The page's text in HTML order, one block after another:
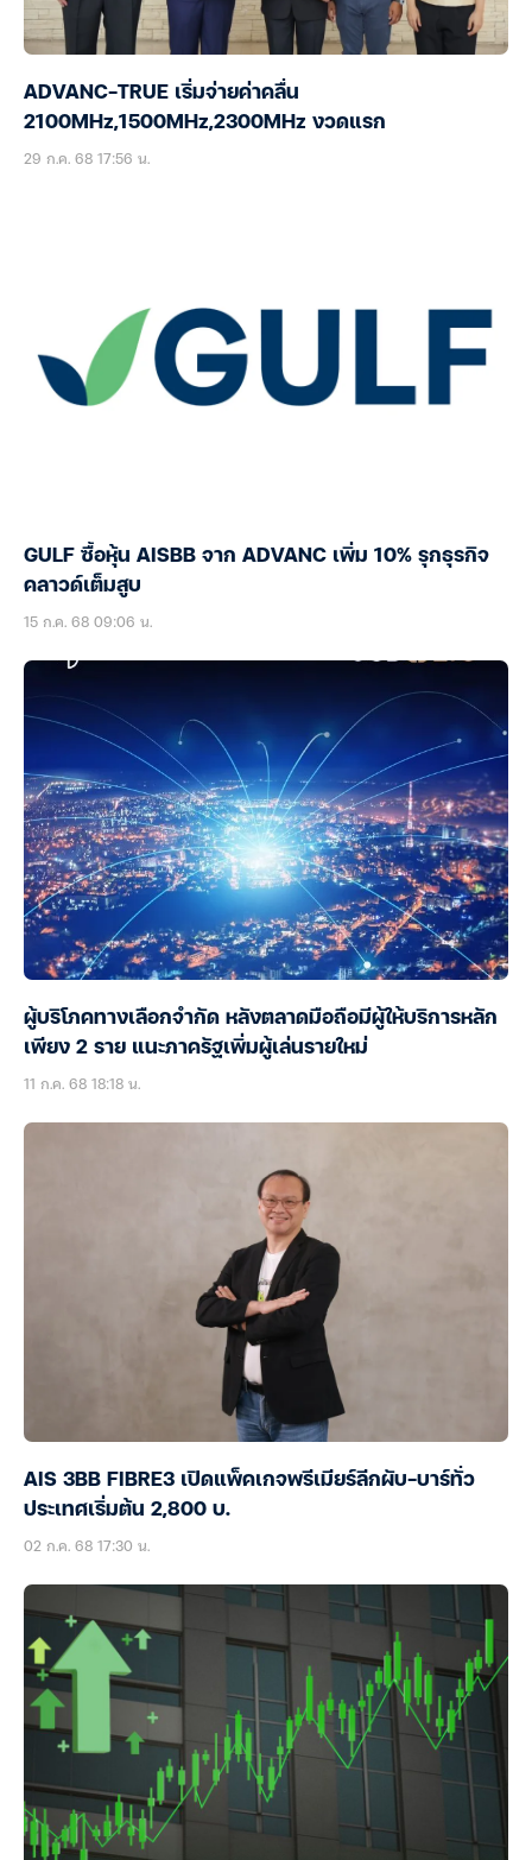
ADVANC-TRUE เริ่มจ่ายค่าคลื่น
2100MHz,1500MHz,2300MHz งวดแรก
29 ก.ค. 68 17:56 น.
GULF ซื้อหุ้น AISBB จาก ADVANC เพิ่ม 10% รุกธุรกิจ
คลาวด์เต็มสูบ
15 ก.ค. 68 09:06 น.
ผู้บริโภคทางเลือกจำกัด หลังตลาดมือถือมีผู้ให้บริการหลัก
เพียง 2 ราย แนะภาครัฐเพิ่มผู้เล่นรายใหม่
11 ก.ค. 68 18:18 น.
AIS 3BB FIBRE3 เปิดแพ็คเกจพรีเมียร์ลีกผับ-บาร์ทั่ว
ประเทศเริ่มต้น 2,800 บ.
02 ก.ค. 68 17:30 น.